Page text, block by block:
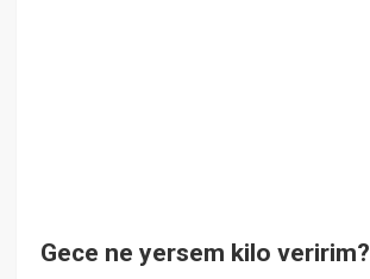
Gece ne yersem kilo veririm?